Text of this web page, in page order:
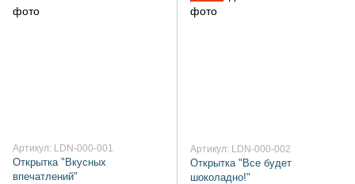
Артикул: LDN-000-001
Открытка "Вкусных
впечатлений"
Артикул: LDN-000-002
Открытка "Все будет
шоколадно!"